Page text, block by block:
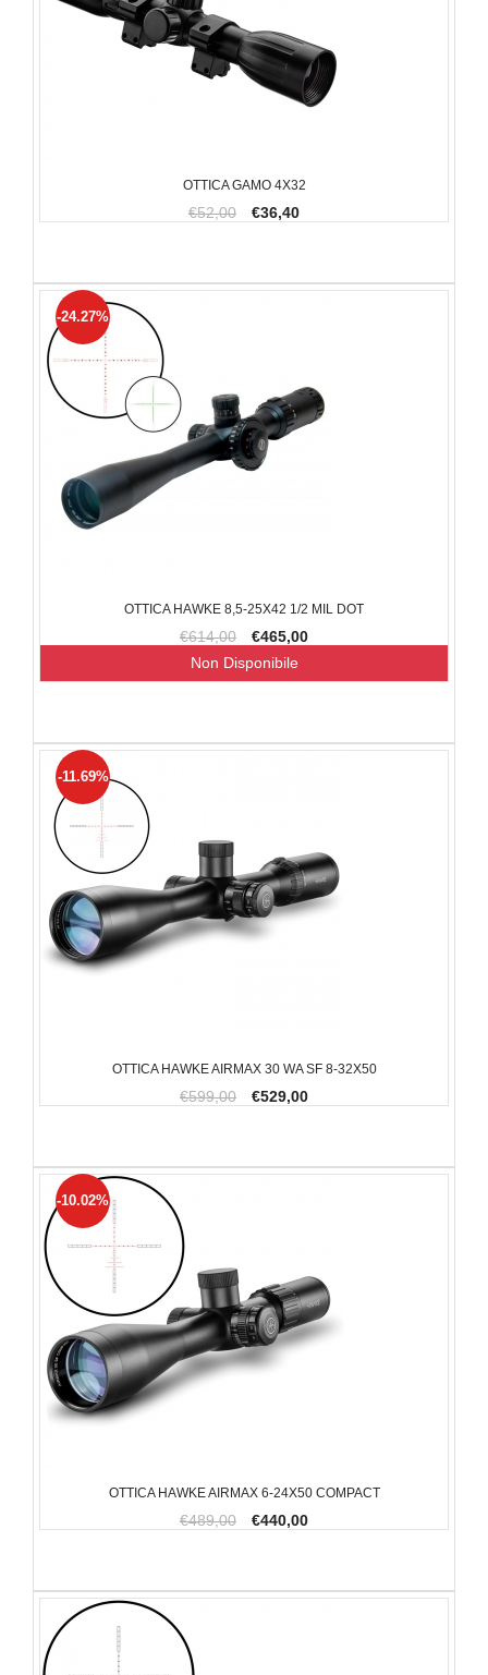
OTTICA GAMO 4X32
€52,00 €36,40
OTTICA HAWKE 8,5-25X42 1/2 MIL DOT
€614,00 €465,00
-24.27%
Non Disponibile
OTTICA HAWKE AIRMAX 30 WA SF 8-32X50
€599,00 €529,00
-11.69%
OTTICA HAWKE AIRMAX 6-24X50 COMPACT
€489,00 €440,00
-10.02%